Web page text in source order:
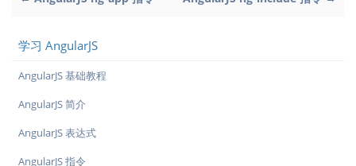
学习 AngularJS
AngularJS 基础教程
AngularJS 简介
AngularJS 表达式
AngularJS 指令